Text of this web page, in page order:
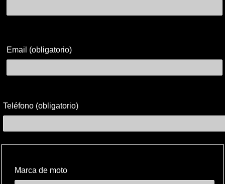
Email (obligatorio)
Teléfono (obligatorio)
motocicleta
Marca de moto